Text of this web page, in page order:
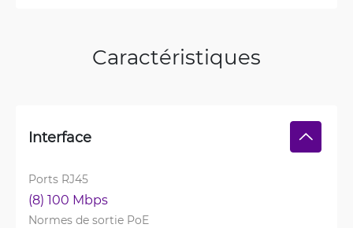
Caractéristiques
Interface
Ports RJ45
(8) 100 Mbps
Normes de sortie PoE